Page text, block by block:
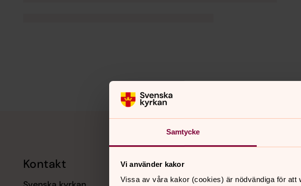
Samtycke
Vi använder kakor
Vissa av våra kakor (cookies) är nödvändiga för
Kontakt Kalender